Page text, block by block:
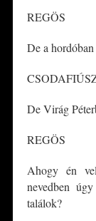
REGÖS
De a
De Virág
REGÖS
Ahogy én
nevedben
találok?